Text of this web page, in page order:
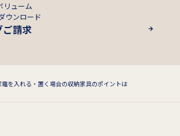
リューム
ウンロード
ご請求
電を入れる・置く場合の収納家具のポイントは